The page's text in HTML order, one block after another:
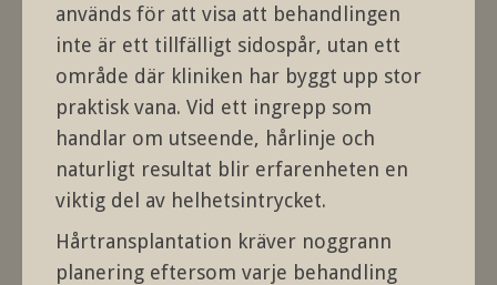
används för att visa att behandlingen
inte är ett tillfälligt sidospår, utan ett
område där kliniken har byggt upp stor
praktisk vana. Vid ett ingrepp som
handlar om utseende, hårlinje och
naturligt resultat blir erfarenheten en
viktig del av helhetsintrycket.
Hårtransplantation kräver noggrann
planering eftersom varje behandling